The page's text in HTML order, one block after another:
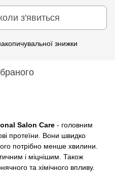
з'явиться
знижки
Salon Care - головним
протеїни. Вони швидко
потрібно менше хвилини.
і міцнішим. Також
та хімічного впливу.